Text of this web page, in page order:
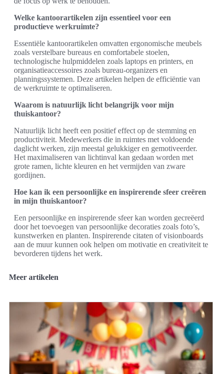
Welke kantoorartikelen zijn essentieel voor een
productieve werkruimte?
Essentiële kantoorartikelen omvatten ergonomische meubels
zoals verstelbare bureaus en comfortabele stoelen,
technologische hulpmiddelen zoals laptops en printers, en
organisatieaccessoires zoals bureau-organizers en
planningssystemen. Deze artikelen helpen de efficiëntie van
de werkruimte te optimaliseren.
Waarom is natuurlijk licht belangrijk voor mijn
thuiskantoor?
Natuurlijk licht heeft een positief effect op de stemming en
productiviteit. Medewerkers die in ruimtes met voldoende
daglicht werken, zijn meestal gelukkiger en gemotiveerder.
Het maximaliseren van lichtinval kan gedaan worden met
grote ramen, lichte kleuren en het vermijden van zware
gordijnen.
Hoe kan ik een persoonlijke en inspirerende sfeer creëren
in mijn thuiskantoor?
Een persoonlijke en inspirerende sfeer kan worden gecreëerd
door het toevoegen van persoonlijke decoraties zoals foto’s,
kunstwerken en planten. Inspirerende citaten of visionboards
aan de muur kunnen ook helpen om motivatie en creativiteit te
bevorderen tijdens het werk.
Meer artikelen